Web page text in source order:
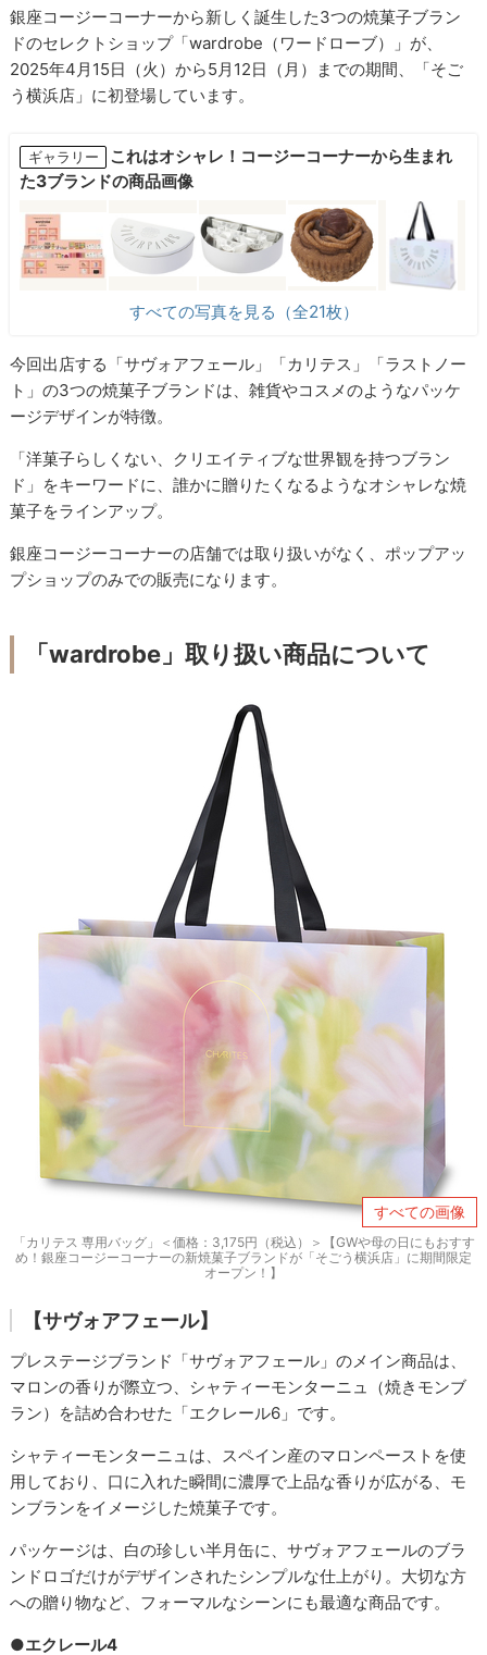
銀座コージーコーナーから新しく誕生した3つの焼菓子ブラン
ドのセレクトショップ「wardrobe（ワードローブ）」が、
2025年4月15日（火）から5月12日（月）までの期間、「そご
う横浜店」に初登場しています。
ギャラリー
これはオシャレ！コージーコーナーから生まれ
た3ブランドの商品画像
すべての写真を見る（全21枚）
今回出店する「サヴォアフェール」「カリテス」「ラストノー
ト」の3つの焼菓子ブランドは、雑貨やコスメのようなパッケ
ージデザインが特徴。
「洋菓子らしくない、クリエイティブな世界観を持つブラン
ド」をキーワードに、誰かに贈りたくなるようなオシャレな焼
菓子をラインアップ。
銀座コージーコーナーの店舗では取り扱いがなく、ポップアッ
プショップのみでの販売になります。
「wardrobe」取り扱い商品について
すべての画像
「カリテス 専用バッグ」＜価格：3,175円（税込）＞【GWや母の日にもおすす
め！銀座コージーコーナーの新焼菓子ブランドが「そごう横浜店」に期間限定
オープン！】
【サヴォアフェール】
プレステージブランド「サヴォアフェール」のメイン商品は、
マロンの香りが際立つ、シャティーモンターニュ（焼きモンブ
ラン）を詰め合わせた「エクレール6」です。
シャティーモンターニュは、スペイン産のマロンペーストを使
用しており、口に入れた瞬間に濃厚で上品な香りが広がる、モ
ンブランをイメージした焼菓子です。
パッケージは、白の珍しい半月缶に、サヴォアフェールのブラ
ンドロゴだけがデザインされたシンプルな仕上がり。大切な方
への贈り物など、フォーマルなシーンにも最適な商品です。
●エクレール4